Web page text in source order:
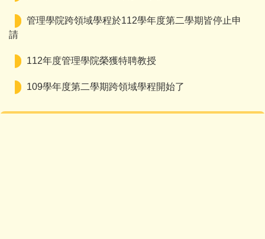
管理學院跨領域學程於112學年度第二學期皆停止申
請
112年度管理學院榮獲特聘教授
109學年度第二學期跨領域學程開始了